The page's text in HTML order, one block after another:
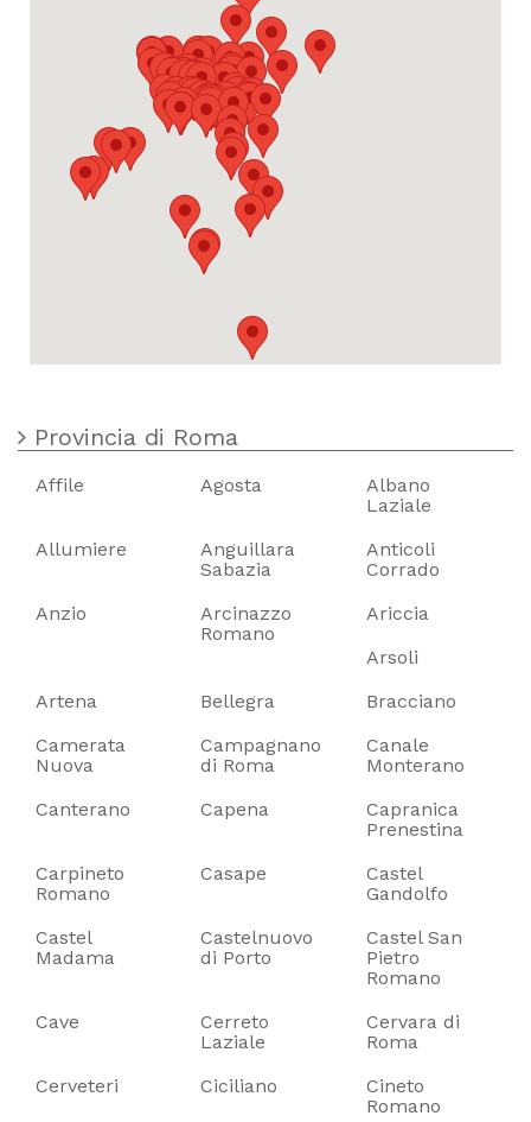
Provincia di Roma
Affile Agosta
Albano
Laziale
Allumiere
Anguillara
Sabazia
Anticoli
Corrado
Anzio
Arcinazzo
Romano
Ariccia
Arsoli
Artena
Bellegra
Bracciano
Camerata
Nuova
Campagnano
di Roma
Canale
Monterano
Canterano
Capena
Capranica
Prenestina
Carpineto
Romano
Casape
Castel
Gandolfo
Castel
Madama
Castelnuovo
di Porto
Castel San
Pietro
Romano
Cave
Cerreto
Laziale
Cervara di
Roma
Cerveteri
Ciciliano
Cineto
Romano